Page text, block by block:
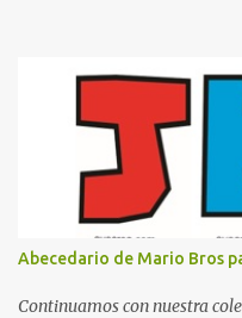
decorativo que hace que la
moderna y acogedora.
una colección de letreros
elegante, fácil de leer y listo
diseño busca combinar
cualquier institución
organizada y profesional.
escolares? En una escuela
personas. Para quienes
Abecedario de Mario Bros
Continuamos con nuestra